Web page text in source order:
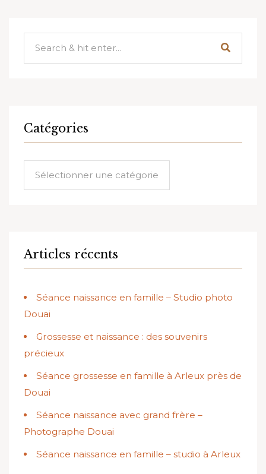
Catégories
Articles récents
Séance naissance en famille – Studio photo
Douai
Grossesse et naissance : des souvenirs
précieux
Séance grossesse en famille à Arleux près de
Douai
Séance naissance avec grand frère –
Photographe Douai
Séance naissance en famille – studio à Arleux